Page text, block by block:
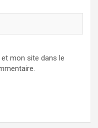
mon site dans le